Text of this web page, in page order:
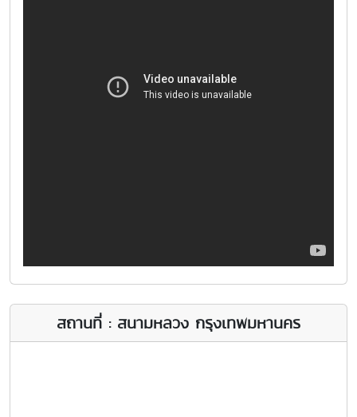
สถานที่ : สนามหลวง กรุงเทพมหานคร